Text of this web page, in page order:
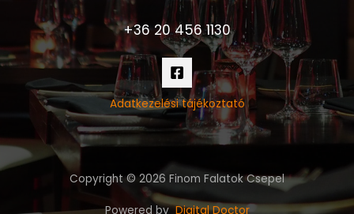
+36 20 456 1130
Adatkezelési tájékoztató
Copyright © 2026 Finom Falatok Csepel
Powered byDigital Doctor